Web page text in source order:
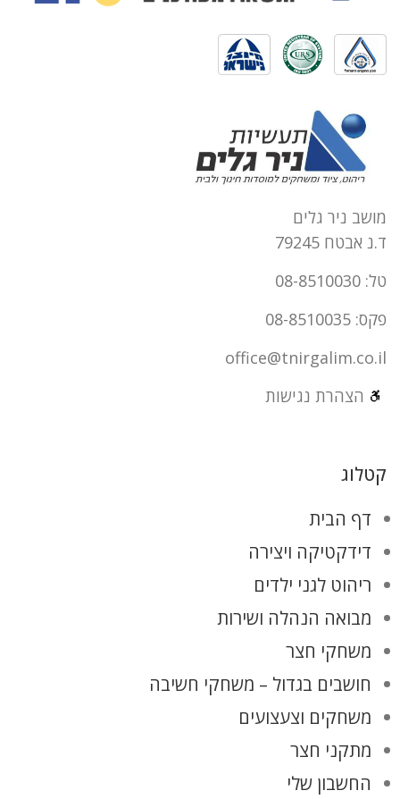
מושב ניר גלים
ד.נ אבטח 79245
טל: 08-8510030
פקס: 08-8510035
office@tnirgalim.co.il
הצהרת נגישות
קטלוג
דף הבית
דידקטיקה ויצירה
ריהוט לגני ילדים
מבואה הנהלה ושירות
משחקי חצר
חושבים בגדול – משחקי חשיבה
משחקים וצעצועים
מתקני חצר
החשבון שלי